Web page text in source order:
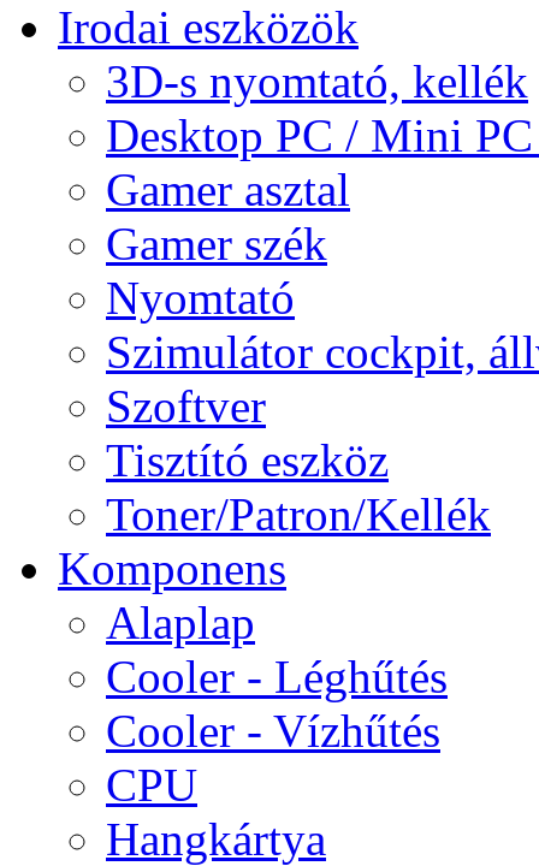
Irodai eszközök
3D-s nyomtató, kellék
Desktop PC / Mini
Gamer asztal
Gamer szék
Nyomtató
Szimulátor cockpit,
Szoftver
Tisztító eszköz
Toner/Patron/Kellék
Komponens
Alaplap
Cooler - Léghűtés
Cooler - Vízhűtés
CPU
Hangkártya